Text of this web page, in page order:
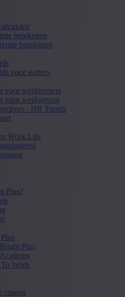
berekenen
berekenen
voor starters
voor werknemers
voor werkgevers
- HR Trends
Work Life
Plus?
Plus
To Work
vragen